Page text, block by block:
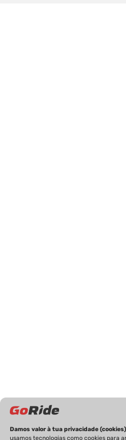
Damos valor à tua privacidade
usamos tecnologias como cookies para